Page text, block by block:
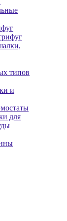
типов
и
для